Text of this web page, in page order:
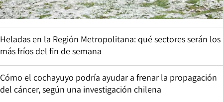
Heladas en la Región Metropolitana: qué sectores serán los
más fríos del fin de semana
Cómo el cochayuyo podría ayudar a frenar la propagación
del cáncer, según una investigación chilena